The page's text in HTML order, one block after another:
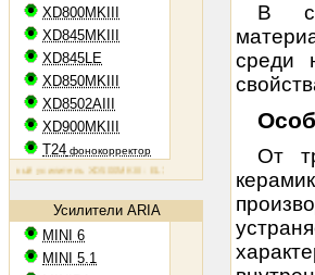
XD800MKIII
XD845MKIII
XD845LE
XD850MKIII
XD8502AIII
XD900MKIII
T24 фонокорректор
усилитель XD500MKIII: EL34, 2х50 Вт Ламповый усилитель
Усилители ARIA
MINI 6
MINI 5.1
В
среди
От